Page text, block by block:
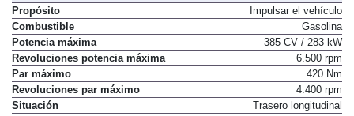
Propósito
Impulsar el vehículo
Combustible
Gasolina
Potencia máxima
385 CV / 283 kW
Revoluciones potencia máxima
6.500 rpm
Par máximo
420 Nm
Revoluciones par máximo
4.400 rpm
Situación
Trasero longitudinal